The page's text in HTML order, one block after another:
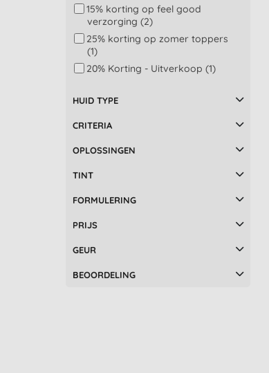
15% korting op feel good
verzorging (2)
25% korting op zomer toppers
(1)
20% Korting - Uitverkoop (1)
HUID TYPE
CRITERIA
OPLOSSINGEN
TINT
FORMULERING
PRIJS
GEUR
BEOORDELING